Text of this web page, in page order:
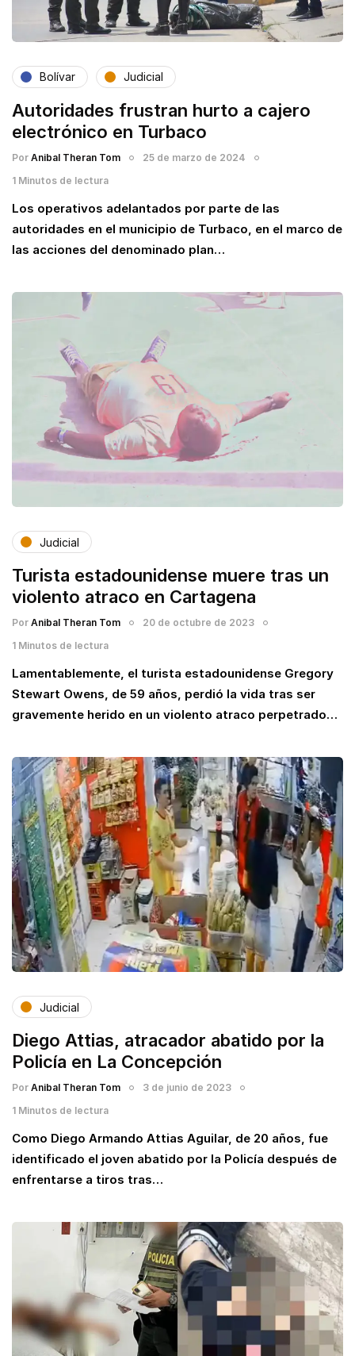
Bolívar Judicial
Autoridades frustran hurto a cajero
electrónico en Turbaco
Por Anibal Theran Tom
25 de marzo de 2024
1 Minutos de lectura
Los operativos adelantados por parte de las
autoridades en el municipio de Turbaco, en el marco de
las acciones del denominado plan…
Judicial
Turista estadounidense muere tras un
violento atraco en Cartagena
Por Anibal Theran Tom
20 de octubre de 2023
1 Minutos de lectura
Lamentablemente, el turista estadounidense Gregory
Stewart Owens, de 59 años, perdió la vida tras ser
gravemente herido en un violento atraco perpetrado…
Judicial
Diego Attias, atracador abatido por la
Policía en La Concepción
Por Anibal Theran Tom
3 de junio de 2023
1 Minutos de lectura
Como Diego Armando Attias Aguilar, de 20 años, fue
identificado el joven abatido por la Policía después de
enfrentarse a tiros tras…